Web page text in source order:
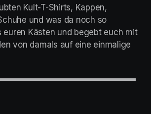
Kult-T-Shirts, Kappen,
und was da noch so
Kästen und begebt euch mit
von damals auf eine einmalige